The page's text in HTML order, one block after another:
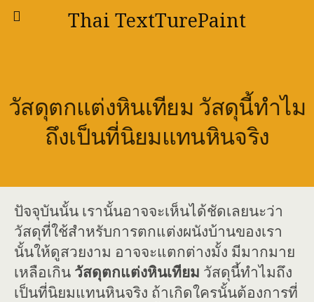
Thai TextTurePaint
วัสดุตกแต่งหินเทียม วัสดุนี้ทำไม
ถึงเป็นที่นิยมแทนหินจริง
ปัจจุบันนั้น เรานั้นอาจจะเห็นได้ชัดเลยนะว่า
วัสดุที่ใช้สำหรับการตกแต่งผนังบ้านของเรา
นั้นให้ดูสวยงาม อาจจะแตกต่างมั้ง มีมากมาย
เหลือเกิน วัสดุตกแต่งหินเทียม วัสดุนี้ทำไมถึง
เป็นที่นิยมแทนหินจริง ถ้าเกิดใครนั้นต้องการที่